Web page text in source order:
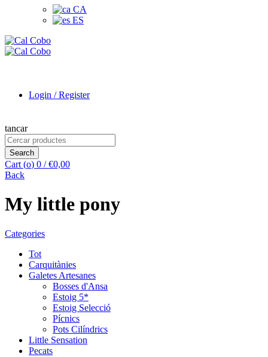
CA
ES
Login / Register
tancar
Search
for:
Search
Cart (o) 0 / €0,00
Back
My little pony
Categories
Tot
Carquitànies
Galetes Artesanes
Bosses d'Ansa
Estoig 5*
Estoig Selecció
Pícnics
Pots Cilíndrics
Little Sensation
Pecats